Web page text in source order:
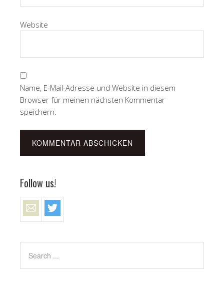
Website
Name, E-Mail-Adresse und Website in diesem
Browser für meinen nächsten Kommentar
speichern.
Follow us!